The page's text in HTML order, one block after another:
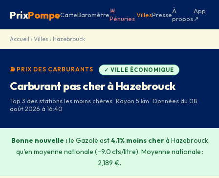
PrixPompeCarteBaromètre🚨
Pénuries VillesPresseÀ
propos
App
↗
Accueil › Villes › Hazebrouck
⛽ PRIX DES CARBURANTS ✓ VILLE ÉCONOMIQUE
Carburant pas cher à Hazebrouck
Top 3 des stations les moins chères · Rayon 5 km · Données du 08
août 2026 à 16:40
Bonne nouvelle :le Gazole est4.1% moins cherà Hazebrouck
qu'en moyenne nationale (−9.0 cts/litre). Moyenne nationale :
2,189 €.